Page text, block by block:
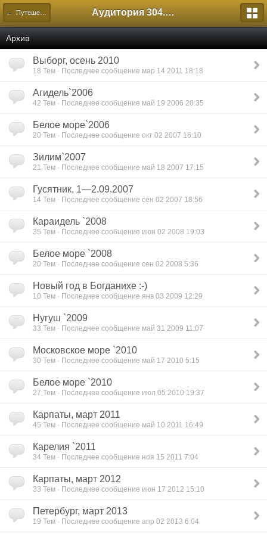
← Путешествия Аудитория 304. История России
Архив
Выборг, осень 2010
18 Тем · Последнее сообщение мар 14 2011 18:18
Агидель`2006
42 Тем · Последнее сообщение май 19 2006 20:35
Белое море`2006
20 Тем · Последнее сообщение окт 02 2007 16:10
Зилим`2007
21 Тем · Последнее сообщение май 18 2007 17:15
Гусятник, 1—2.09.2007
14 Тем · Последнее сообщение сен 02 2007 18:56
Караидель `2008
35 Тем · Последнее сообщение июн 02 2008 19:03
Белое море `2008
20 Тем · Последнее сообщение сен 02 2008 5:36
Новый год в Богданихе :-)
10 Тем · Последнее сообщение янв 03 2009 12:29
Нугуш `2009
33 Тем · Последнее сообщение май 31 2009 11:07
Московское море `2010
30 Тем · Последнее сообщение май 17 2010 5:15
Белое море `2010
27 Тем · Последнее сообщение июл 05 2010 19:37
Карпаты, март 2011
45 Тем · Последнее сообщение май 10 2011 16:49
Карелия `2011
34 Тем · Последнее сообщение ноя 15 2011 7:04
Карпаты, март 2012
33 Тем · Последнее сообщение июн 17 2012 15:10
Петербург, март 2013
19 Тем · Последнее сообщение апр 02 2013 6:04